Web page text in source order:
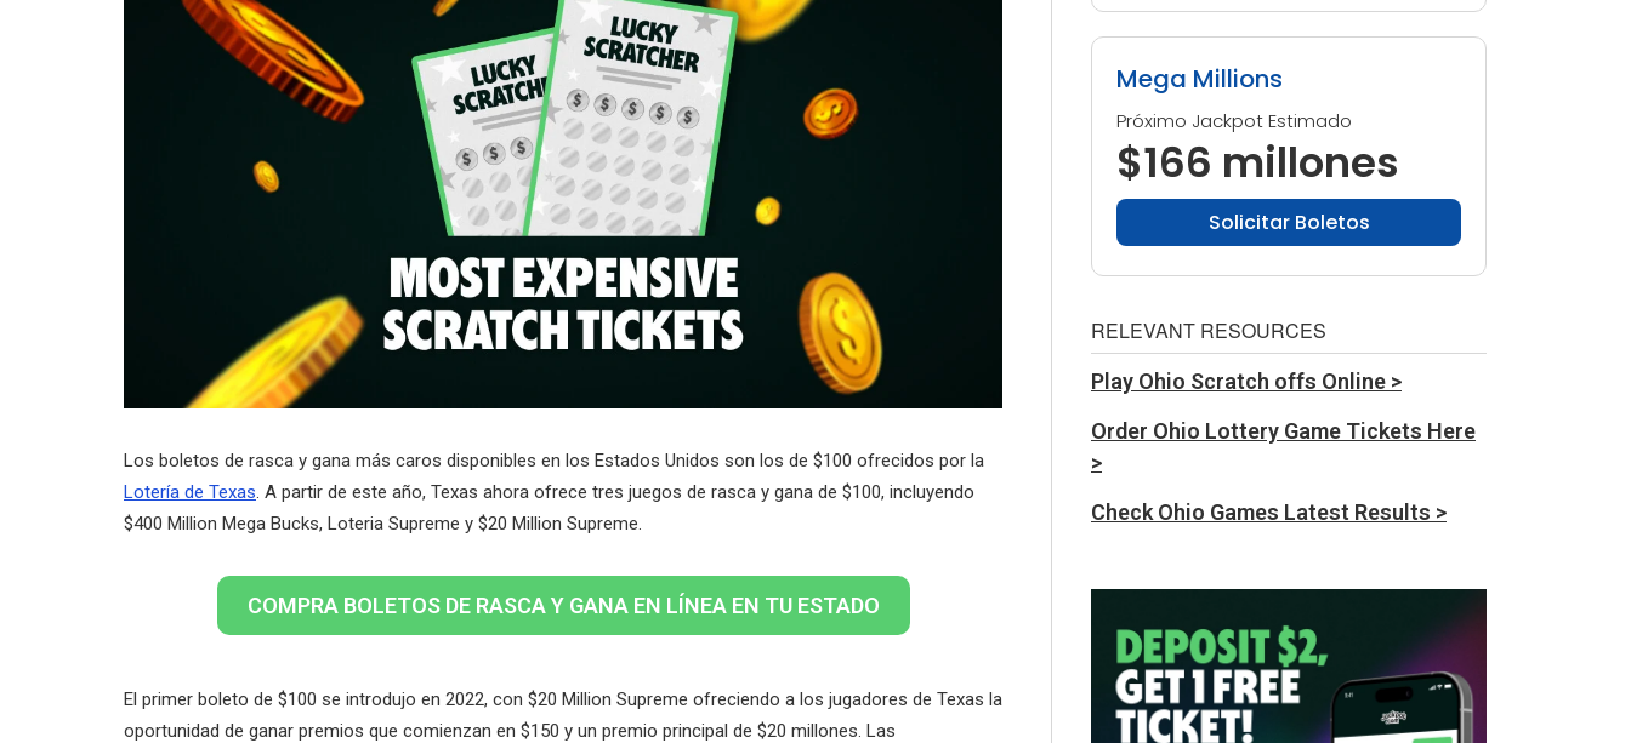
Los boletos de rasca y gana más caros disponibles en los Estados Unidos son los de $100 ofrecidos por la
Lotería de Texas. A partir de este año, Texas ahora ofrece tres juegos de rasca y gana de $100, incluyendo
$400 Million Mega Bucks, Loteria Supreme y $20 Million Supreme.
COMPRA BOLETOS DE RASCA Y GANA EN LÍNEA EN TU ESTADO
El primer boleto de $100 se introdujo en 2022, con $20 Million Supreme ofreciendo a los jugadores de Texas la
oportunidad de ganar premios que comienzan en $150 y un premio principal de $20 millones. Las
Mega Millions
Próximo Jackpot Estimado
$166 millones
Solicitar Boletos
RELEVANT RESOURCES
Play Ohio Scratch offs Online >
Order Ohio Lottery Game Tickets Here
>
Check Ohio Games Latest Results >